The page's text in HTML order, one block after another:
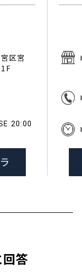
区宮
20:00
回答